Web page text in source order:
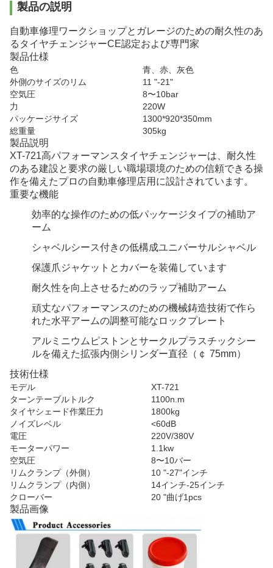
製品の説明
自動車修理ワークショップとガレージのための耐久性のあ
るタイヤチェンジャーCE認定および専門家
製品仕様
色
青、赤、灰色
外側のサイズのリム
11 "-21"
空気圧
8〜10bar
力
220W
パッケージサイズ
1300*920*350mm
総重量
305kg
製品説明
XT-721高パフォーマンスタイヤチェンジャーは、耐久性
のある建設と要求の厳しい職場環境のための信頼できる操
作を備えたプロの自動車修理店用に設計されています。
重要な機能
効率的な操作のための低パッケージタイプの補助ア
ーム
シャベルシース付きの低構成ユニバーサルシャベル
保護爪ジャケットとカバーを装備しています
耐久性を向上させるためのラップ補助アーム
頑丈なパフォーマンスのための機械鋳造技術で作ら
れた水平アームの調整可能なロックプレート
アルミニウムピストンとサークルプラスチックシー
ルを備えた拡張内側シリンダー直径（￠ 75mm）
技術仕様
モデル
XT-721
ターンテーブルトルク
1100n.m
タイヤシェード作業圧力
1800kg
ノイズレベル
<60dB
電圧
220V/380V
モーターパワー
1.1kw
空気圧
8〜10バー
リムクランプ（外側）
10 "-27"インチ
リムクランプ（内側）
14インチ-25インチ
クローバー
20 "曲げ1pcs
製品画像